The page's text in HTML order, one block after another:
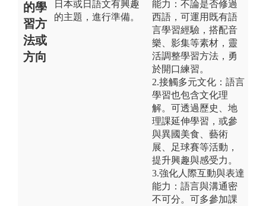
的學
習方
法或
方向
日本或日語文有興趣
的主題，進行準備。
能力：不論是否修過
西語，可運用既有語
言學習經驗，搭配音
樂、影集等素材，靈
活調整學習方法，勇
於開口練習。
2.接觸多元文化：語言
學習也包含文化理
解。可透過歷史、地
理課延伸學習，或參
與異國美食、藝術
展、足球賽等活動，
提升興趣與感受力。
3.強化人際互動與表達
能力：語言與溝通密
不可分。可多參加課